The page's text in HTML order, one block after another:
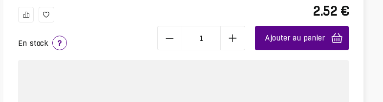
En stock ?
2.52 €
Ajouter au panier